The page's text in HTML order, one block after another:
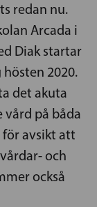
redan nu.
Arcada i
Diak startar
2020.
det akuta
vård på båda
för avsikt att
och
också